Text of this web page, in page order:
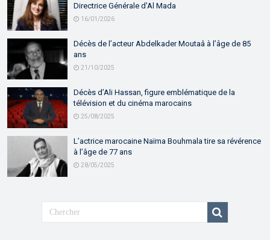
Directrice Générale d’Al Mada
16/01/2026
Décès de l’acteur Abdelkader Moutaâ à l’âge de 85
ans
21/10/2025
Décès d’Ali Hassan, figure emblématique de la
télévision et du cinéma marocains
25/08/2025
L’actrice marocaine Naïma Bouhmala tire sa révérence
à l’âge de 77 ans
28/05/2025